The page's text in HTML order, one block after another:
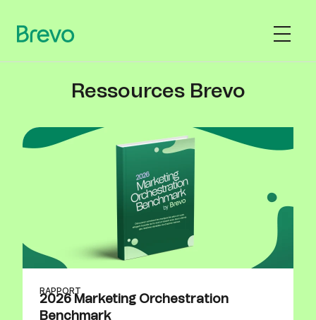
Ressources Brevo
RAPPORT
2026 Marketing Orchestration
Benchmark